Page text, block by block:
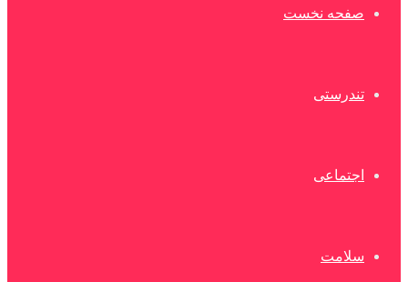
صفحه نخست
تندرستی
اجتماعی
سلامت